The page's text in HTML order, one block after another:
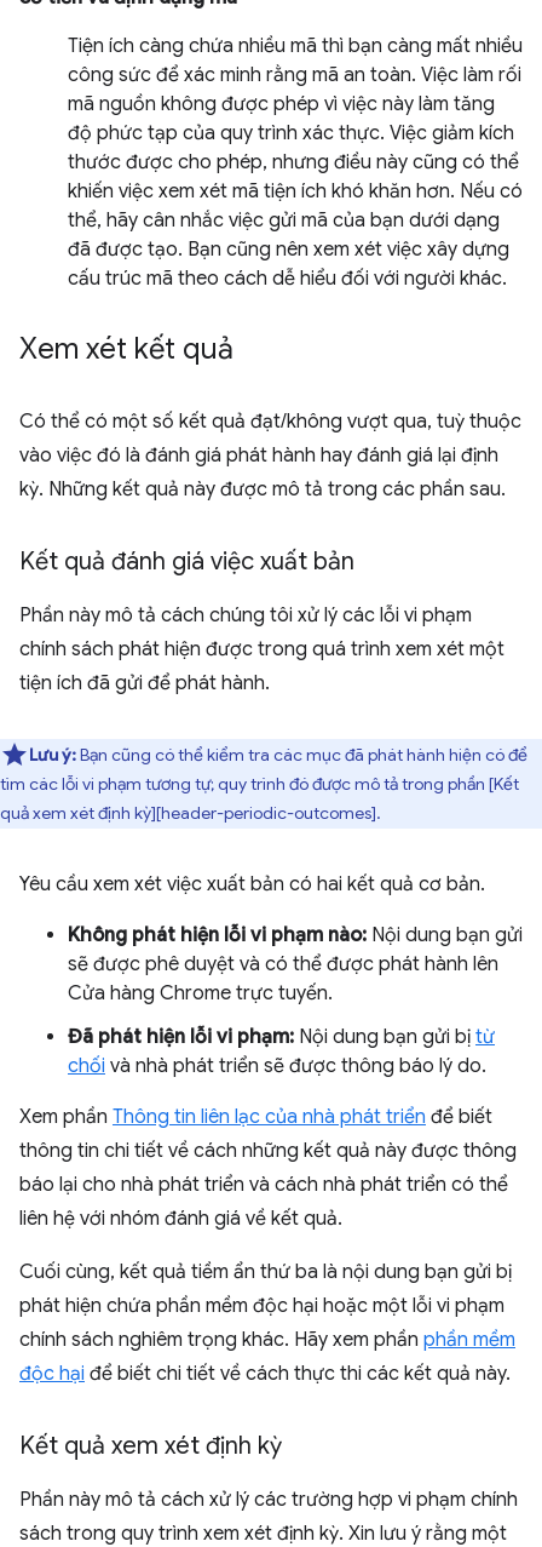
Tiện ích càng chứa nhiều mã thì bạn càng mất nhiều
công sức để xác minh rằng mã an toàn. Việc làm rối
mã nguồn không được phép vì việc này làm tăng
độ phức tạp của quy trình xác thực. Việc giảm kích
thước được cho phép, nhưng điều này cũng có thể
khiến việc xem xét mã tiện ích khó khăn hơn. Nếu có
thể, hãy cân nhắc việc gửi mã của bạn dưới dạng
đã được tạo. Bạn cũng nên xem xét việc xây dựng
cấu trúc mã theo cách dễ hiểu đối với người khác.
Xem xét kết quả
Có thể có một số kết quả đạt/không vượt qua, tuỳ thuộc
vào việc đó là đánh giá phát hành hay đánh giá lại định
kỳ. Những kết quả này được mô tả trong các phần sau.
Kết quả đánh giá việc xuất bản
Phần này mô tả cách chúng tôi xử lý các lỗi vi phạm
chính sách phát hiện được trong quá trình xem xét một
tiện ích đã gửi để phát hành.
Lưu ý:Bạn cũng có thể kiểm tra các mục đã phát hành hiện có để
tìm các lỗi vi phạm tương tự; quy trình đó được mô tả trong phần [Kết
quả xem xét định kỳ][header-periodic-outcomes].
Yêu cầu xem xét việc xuất bản có hai kết quả cơ bản.
Không phát hiện lỗi vi phạm nào: Nội dung bạn gửi
sẽ được phê duyệt và có thể được phát hành lên
Cửa hàng Chrome trực tuyến.
Đã phát hiện lỗi vi phạm: Nội dung bạn gửi bị từ
chối và nhà phát triển sẽ được thông báo lý do.
Xem phần Thông tin liên lạc của nhà phát triển để biết
thông tin chi tiết về cách những kết quả này được thông
báo lại cho nhà phát triển và cách nhà phát triển có thể
liên hệ với nhóm đánh giá về kết quả.
Cuối cùng, kết quả tiềm ẩn thứ ba là nội dung bạn gửi bị
phát hiện chứa phần mềm độc hại hoặc một lỗi vi phạm
chính sách nghiêm trọng khác. Hãy xem phần phần mềm
độc hại để biết chi tiết về cách thực thi các kết quả này.
Kết quả xem xét định kỳ
Phần này mô tả cách xử lý các trường hợp vi phạm chính
sách trong quy trình xem xét định kỳ. Xin lưu ý rằng một